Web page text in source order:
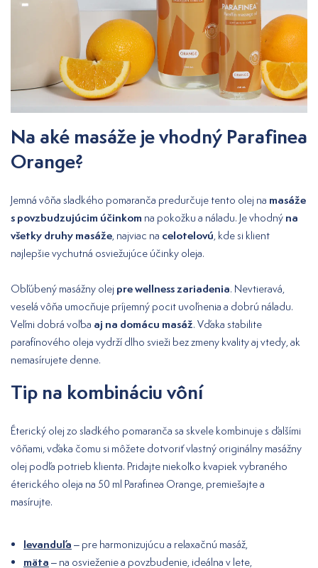
Na aké masáže je vhodný Parafinea
Orange?
Jemná vôňa sladkého pomaranča predurčuje tento olej na masáže
s povzbudzujúcim účinkom na pokožku a náladu. Je vhodný na
všetky druhy masáže , najviac na celotelovú , kde si klient
najlepšie vychutná osviežujúce účinky oleja.
Obľúbený masážny olej pre wellness zariadenia. Nevtieravá,
veselá vôňa umocňuje príjemný pocit uvoľnenia a dobrú náladu.
Veľmi dobrá voľba aj na domácu masáž. Vďaka stabilite
parafínového oleja vydrží dlho svieži bez zmeny kvality aj vtedy, ak
nemasírujete denne.
Tip na kombináciu vôní
Éterický olej zo sladkého pomaranča sa skvele kombinuje s ďalšími
vôňami, vďaka čomu si môžete dotvoriť vlastný originálny masážny
olej podľa potrieb klienta. Pridajte niekoľko kvapiek vybraného
éterického oleja na 50 ml Parafinea Orange, premiešajte a
masírujte.
levanduľa – pre harmonizujúcu a relaxačnú masáž,
mäta – na osvieženie a povzbudenie, ideálna v lete,